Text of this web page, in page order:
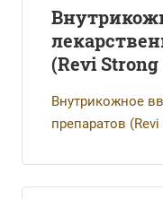
(Revi
Внутрикожное
препаратов